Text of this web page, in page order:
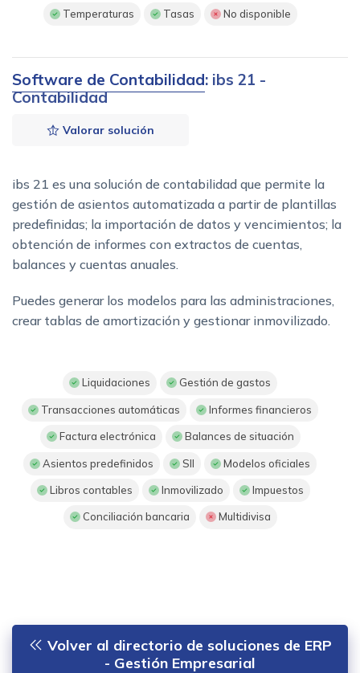
Temperaturas Tasas No disponible
Software de Contabilidad: ibs 21 -
Contabilidad
Valorar solución
ibs 21 es una solución de contabilidad que permite la
gestión de asientos automatizada a partir de plantillas
predefinidas; la importación de datos y vencimientos; la
obtención de informes con extractos de cuentas,
balances y cuentas anuales.
Puedes generar los modelos para las administraciones,
crear tablas de amortización y gestionar inmovilizado.
Liquidaciones Gestión de gastos
Transacciones automáticas Informes financieros
Factura electrónica Balances de situación
Asientos predefinidos SII Modelos oficiales
Libros contables Inmovilizado Impuestos
Conciliación bancaria Multidivisa
Volver al directorio de soluciones de ERP
- Gestión Empresarial